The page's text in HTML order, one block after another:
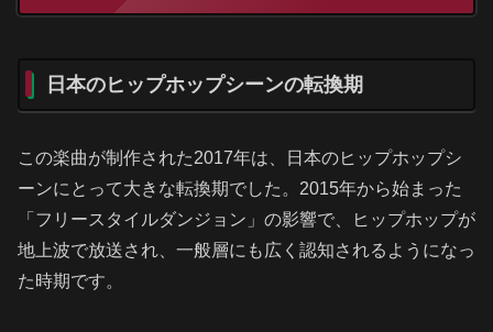
日本のヒップホップシーンの転換期
この楽曲が制作された2017年は、日本のヒップホップシ
ーンにとって大きな転換期でした。2015年から始まった
「フリースタイルダンジョン」の影響で、ヒップホップが
地上波で放送され、一般層にも広く認知されるようになっ
た時期です。